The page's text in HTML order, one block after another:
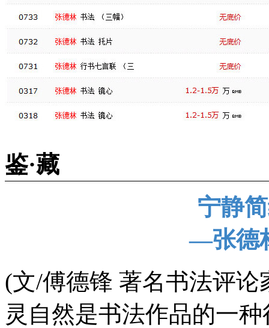
鉴·藏
宁静
—张德
(文/傅德锋 著名书法评
灵自然是书法作品的一